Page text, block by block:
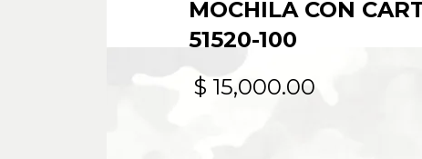
MOCHILA CON
51520-100
$ 15,000.00